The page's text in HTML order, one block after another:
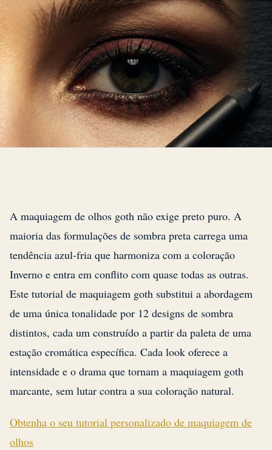
A maquiagem de olhos goth não exige preto puro. A
maioria das formulações de sombra preta carrega uma
tendência azul-fria que harmoniza com a coloração
Inverno e entra em conflito com quase todas as outras.
Este tutorial de maquiagem goth substitui a abordagem
de uma única tonalidade por 12 designs de sombra
distintos, cada um construído a partir da paleta de uma
estação cromática específica. Cada look oferece a
intensidade e o drama que tornam a maquiagem goth
marcante, sem lutar contra a sua coloração natural.
Obtenha o seu tutorial personalizado de maquiagem de
olhos